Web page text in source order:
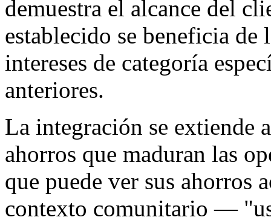
demuestra el alcance del
establecido se beneficia de
intereses de categoría
anteriores.
La integración se extiende
ahorros que maduran las
que puede ver sus ahorros
contexto comunitario —